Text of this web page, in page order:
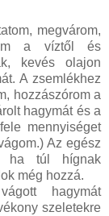
megvárom,
a víztől és
kevés olajon
A zsemlékhez
hozzászórom a
hagymát és a
mennyiséget
Az egész
ha túl hígnak
még hozzá.
hagymát
szeletekre